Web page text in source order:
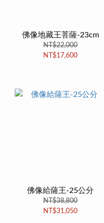
佛像地藏王菩薩-23cm
NT$22,000
NT$17,600
佛像給薩王-25公分
NT$38,800
NT$31,050